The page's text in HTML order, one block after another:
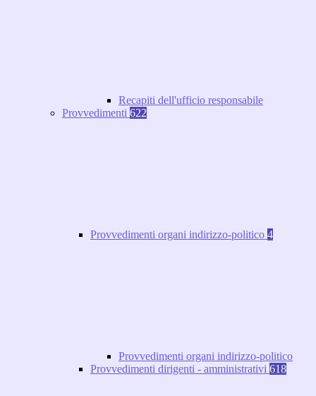
Recapiti dell'ufficio responsabile
Provvedimenti 622
Provvedimenti organi indirizzo-politico 4
Provvedimenti organi indirizzo-politico
Provvedimenti dirigenti - amministrativi 618